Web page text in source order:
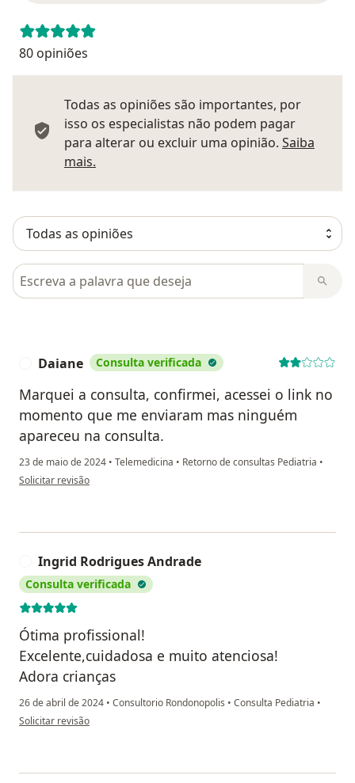
80 opiniões
Todas as opiniões são importantes, por
isso os especialistas não podem pagar
para alterar ou excluir uma opinião. Saiba
mais.
Pesquisar em opiniões
Daiane Consulta verificada
Marquei a consulta, confirmei, acessei o link no
momento que me enviaram mas ninguém
apareceu na consulta.
23 de maio de 2024 • Telemedicina • Retorno de consultas Pediatria •
na opinião do utilizador Daiane
Solicitar revisão
Ingrid Rodrigues Andrade
Consulta verificada
Ótima profissional!
Excelente,cuidadosa e muito atenciosa!
Adora crianças
26 de abril de 2024 • Consultorio Rondonopolis • Consulta Pediatria •
na opinião do utilizador Ingrid Rodrigues Andrade
Solicitar revisão